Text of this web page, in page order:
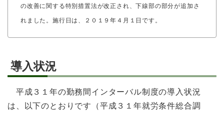
の改善に関する特別措置法が改正され、下線部の部分が追加さ
れました。施行日は、２０１９年４月１日です。
導入状況
平成３１年の勤務間インターバル制度の導入状況
は、以下のとおりです（平成３１年就労条件総合調